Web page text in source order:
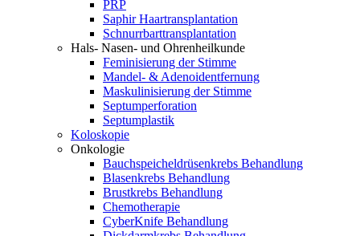
PRP
Saphir Haartransplantation
Schnurrbarttransplantation
Hals- Nasen- und Ohrenheilkunde
Feminisierung der Stimme
Mandel- & Adenoidentfernung
Maskulinisierung der Stimme
Septumperforation
Septumplastik
Koloskopie
Onkologie
Bauchspeicheldrüsenkrebs Behandlung
Blasenkrebs Behandlung
Brustkrebs Behandlung
Chemotherapie
CyberKnife Behandlung